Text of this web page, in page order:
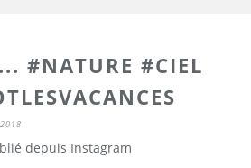
#NATURE #CIEL
depuis Instagram